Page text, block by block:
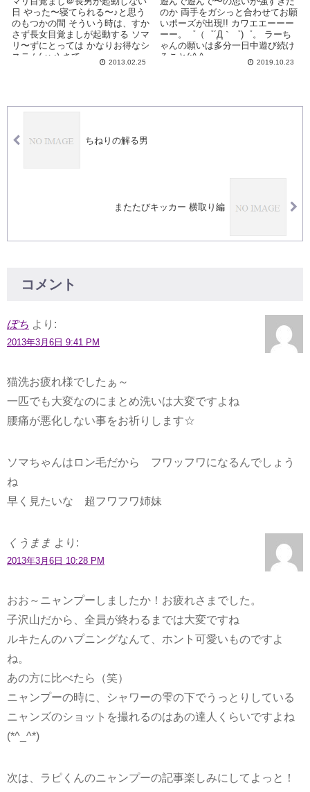
日 やった〜寝てられる〜♪と思う
のもつかの間 そういう時は、すか
さず長女目覚ましが起動する ソマ
リ〜ずにとっては かなりお得なシ
ステム(-ω-;) さて、...
2013.02.25
のか 両手をガシっと合わせてお願
いポーズが出現!! カワエエーーー
ーー。゜（゜´Д｀゜)゜。 ラーち
ゃんの願いは多分一日中遊び続け
ること(;^-^...
2019.10.23
ちねりの解る男
またたびキッカー 横取り編
コメント
ぽち より:
2013年3月6日 9:41 PM
猫洗お疲れ様でしたぁ～
一匹でも大変なのにまとめ洗いは大変ですよね
腰痛が悪化しない事をお祈りします☆
ソマちゃんはロン毛だから フワッフワになるんでしょう
ね
早く見たいな 超フワフワ姉妹
くうまま より:
2013年3月6日 10:28 PM
おお～ニャンプーしましたか！お疲れさまでした。
子沢山だから、全員が終わるまでは大変ですね
ルキたんのハプニングなんて、ホント可愛いものですよ
ね。
あの方に比べたら（笑）
ニャンプーの時に、シャワーの雫の下でうっとりしている
ニャンズのショットを撮れるのはあの達人くらいですよね
(*^_^*)
次は、ラピくんのニャンプーの記事楽しみにしてよっと！